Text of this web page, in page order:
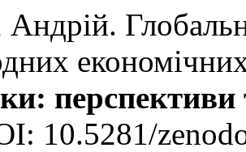
перспективи
10.5281/